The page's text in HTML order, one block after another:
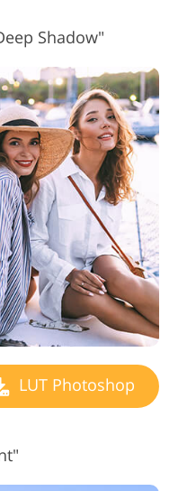
Shadow"
LUT Photoshop